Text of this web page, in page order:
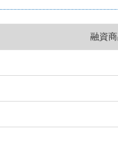
融資